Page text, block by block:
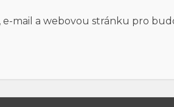
mail a webovou stránku pro